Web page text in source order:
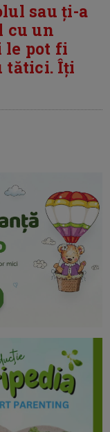
sau ți-a
cu un
le pot fi
tătici. Îți